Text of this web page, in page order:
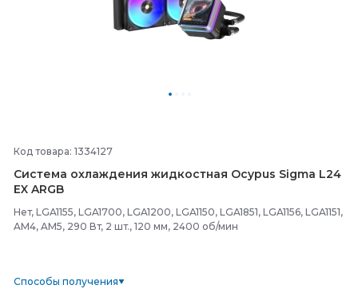
Код товара: 1334127
Система охлаждения жидкостная Ocypus Sigma L24
EX ARGB
Нет, LGA1155, LGA1700, LGA1200, LGA1150, LGA1851, LGA1156, LGA1151,
AM4, AM5, 290 Вт, 2 шт., 120 мм, 2400 об/мин
Способы получения